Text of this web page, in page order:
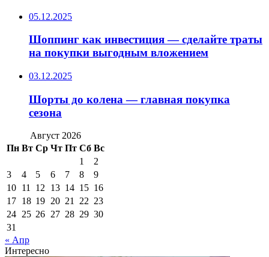
05.12.2025
Шоппинг как инвестиция — сделайте траты
на покупки выгодным вложением
03.12.2025
Шорты до колена — главная покупка
сезона
Август 2026
Пн Вт Ср Чт Пт Сб Вс
1
2
3
4 5 6 7 8
9
10 11 12 13 14 15 16
17 18 19 20 21 22 23
24 25 26 27 28 29 30
31
« Апр
Интересно